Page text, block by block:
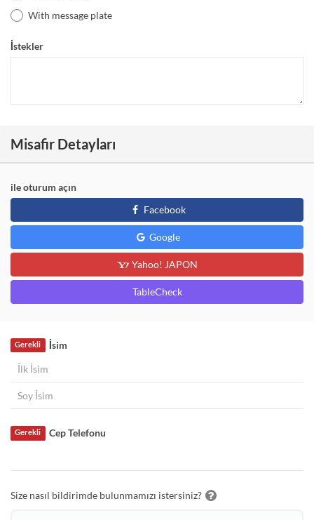
With message plate
İstekler
Misafir Detayları
ile oturum açın
Facebook
Google
Yahoo! JAPON
TableCheck
İsim
Gerekli
Cep Telefonu
Gerekli
Size nasıl bildirimde bulunmamızı istersiniz?